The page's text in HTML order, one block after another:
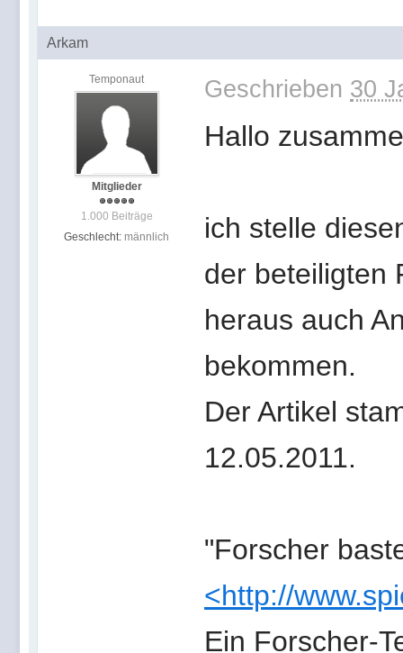
Arkam
Temponaut
Mitglieder
1.000 Beiträge
Geschlecht: männlich
Geschrieben 30
Hallo
ich stelle
der beteiligten
heraus auch
bekommen.
Der Artikel
12.05.2011.
"Forscher
<http://
Ein Forscher-